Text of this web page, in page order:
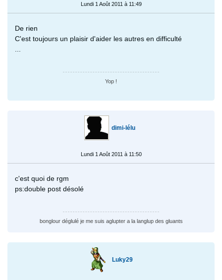
Lundi 1 Août 2011 à 11:49
De rien
C'est toujours un plaisir d'aider les autres en difficulté
Yop !
dimi-lélu
Lundi 1 Août 2011 à 11:50
c'est quoi de rgm
ps:double post désolé
bonglour déglulé je me suis aglupter a la langlup des gluants
Luky29